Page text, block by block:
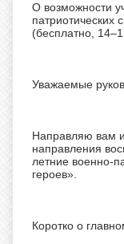
О возможности
(бесплатно,
Уважаемые
Направляю вам
направления
летние военно-
героев».
Коротко о